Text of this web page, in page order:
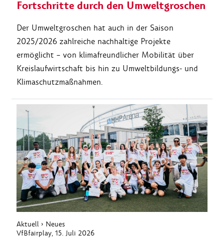
Fortschritte durch den Umweltgroschen
Der Umweltgroschen hat auch in der Saison
2025/2026 zahlreiche nachhaltige Projekte
ermöglicht – von klimafreundlicher Mobilität über
Kreislaufwirtschaft bis hin zu Umweltbildungs- und
Klimaschutzmaßnahmen.
Aktuell › Neues
VfBfairplay, 15. Juli 2026